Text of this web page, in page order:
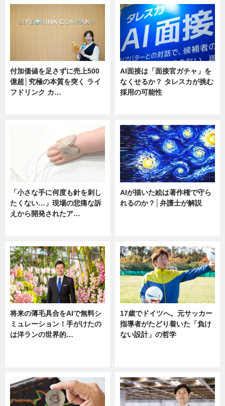
付加価値を足さずに売上500
億超│究極の本質を突く ライ
フドリンク カ…
AI面接は「面接官ガチャ」を
なくせるか？ タレスカが挑む
採用の可能性
「小さな手に何度も針を刺し
たくない…」現場の悲痛な訴
えから開発されたア…
AIが描いた絵は著作権で守ら
れるのか？│弁護士が解説
将来の薄毛具合をAIで無料シ
ミュレーション！手がけたの
は洋ランの世界的…
17歳でドイツへ。元サッカー
指導者がたどり着いた「負け
ない設計」の哲学